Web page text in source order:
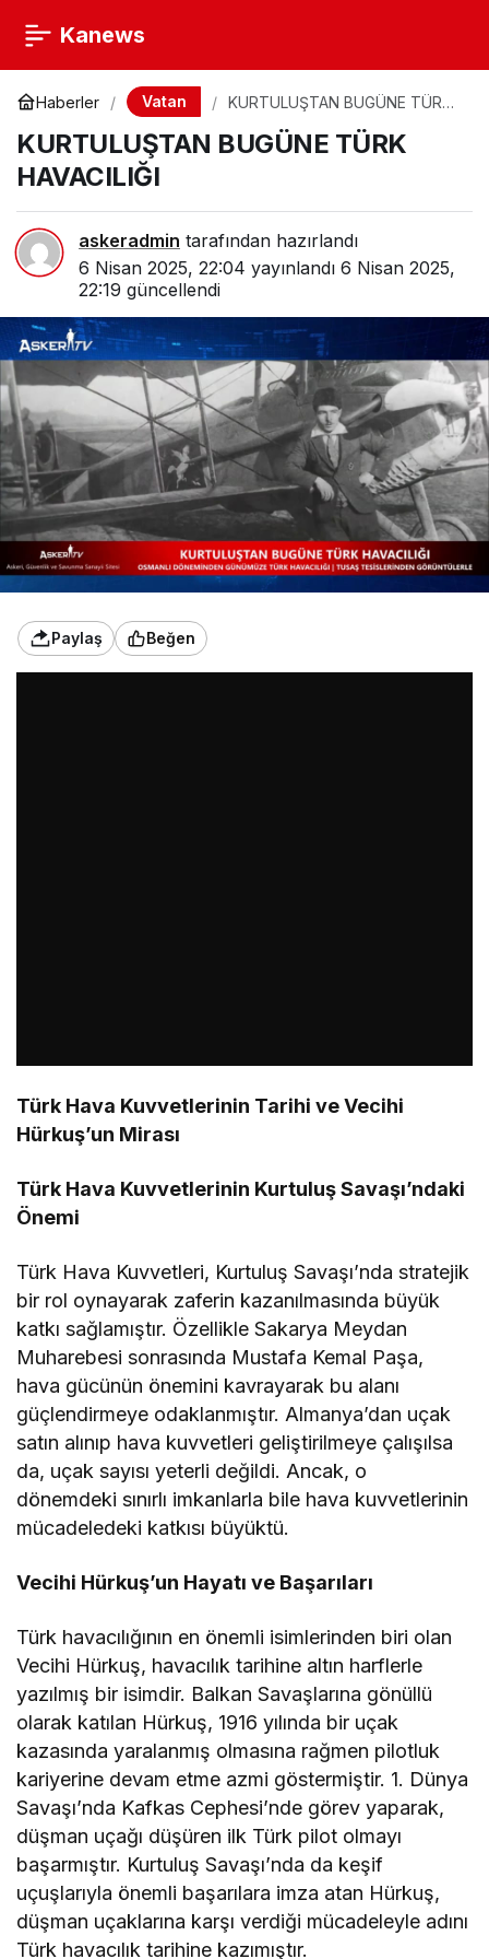
Kanews
Haberler Vatan
KURTULUŞTAN BUGÜNE TÜRK
KURTULUŞTAN BUGÜNE TÜRK
HAVACILIĞI
askeradmin tarafından hazırlandı
6 Nisan 2025, 22:04 yayınlandı 6 Nisan 2025,
22:19 güncellendi
Paylaş Beğen
Türk Hava Kuvvetlerinin Tarihi ve Vecihi
Hürkuş’un Mirası
Türk Hava Kuvvetlerinin Kurtuluş Savaşı’ndaki
Önemi
Türk Hava Kuvvetleri, Kurtuluş Savaşı’nda stratejik
bir rol oynayarak zaferin kazanılmasında büyük
katkı sağlamıştır. Özellikle Sakarya Meydan
Muharebesi sonrasında Mustafa Kemal Paşa,
hava gücünün önemini kavrayarak bu alanı
güçlendirmeye odaklanmıştır. Almanya’dan uçak
satın alınıp hava kuvvetleri geliştirilmeye çalışılsa
da, uçak sayısı yeterli değildi. Ancak, o
dönemdeki sınırlı imkanlarla bile hava kuvvetlerinin
mücadeledeki katkısı büyüktü.
Vecihi Hürkuş’un Hayatı ve Başarıları
Türk havacılığının en önemli isimlerinden biri olan
Vecihi Hürkuş, havacılık tarihine altın harflerle
yazılmış bir isimdir. Balkan Savaşlarına gönüllü
olarak katılan Hürkuş, 1916 yılında bir uçak
kazasında yaralanmış olmasına rağmen pilotluk
kariyerine devam etme azmi göstermiştir. 1. Dünya
Savaşı’nda Kafkas Cephesi’nde görev yaparak,
düşman uçağı düşüren ilk Türk pilot olmayı
başarmıştır. Kurtuluş Savaşı’nda da keşif
uçuşlarıyla önemli başarılara imza atan Hürkuş,
düşman uçaklarına karşı verdiği mücadeleyle adını
Türk havacılık tarihine kazımıştır.